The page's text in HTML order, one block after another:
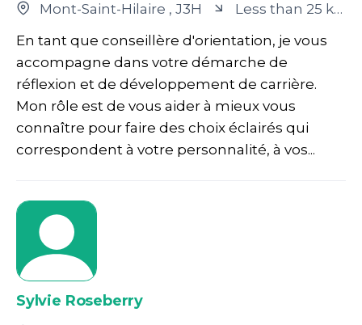
Mont-Saint-Hilaire , J3H
Less than 25 km
En tant que conseillère d'orientation, je vous
accompagne dans votre démarche de
réflexion et de développement de carrière.
Mon rôle est de vous aider à mieux vous
connaître pour faire des choix éclairés qui
correspondent à votre personnalité, à vos...
Sylvie Roseberry